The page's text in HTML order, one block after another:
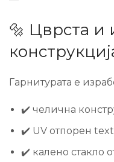
🔩 Цврста и
Гарнитурата е
✔️ челична
✔️ UV отпорен
✔️ калено стакло